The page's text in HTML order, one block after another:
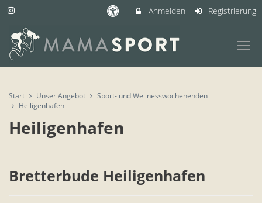
Anmelden Registrierung
Start Unser Angebot
Sport- und Wellnesswochenenden
Heiligenhafen
Heiligenhafen
Bretterbude Heiligenhafen